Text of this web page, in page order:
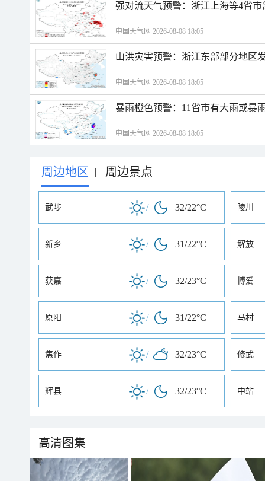
强对流天气预警：浙江上海等4省
中国天气网 2026-08-08 18:05
山洪灾害预警：浙江东部部分地区
中国天气网 2026-08-08 18:05
暴雨橙色预警：11省市有大雨或暴
中国天气网 2026-08-08 18:05
周边地区 | 周边景点
武陟 / 32/22°C 陵川
新乡 / 31/22°C 解放
获嘉 / 32/23°C 博爱
原阳 / 31/22°C 马村
焦作 / 32/23°C 修武
辉县 / 32/23°C 中站
高清图集